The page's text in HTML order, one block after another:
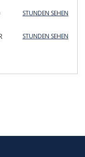
STUNDEN SEHEN
09:00 - 19:00
09:00 - 19:00
STUNDEN SEHEN
09:00 - 18:30